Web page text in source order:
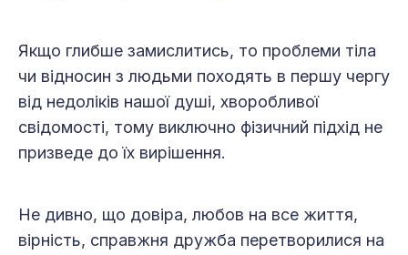
Якщо глибше замислитись, то проблеми тіла
чи відносин з людьми походять в першу чергу
від недоліків нашої душі, хворобливої
свідомості, тому виключно фізичний підхід не
призведе до їх вирішення.
Не дивно, що довіра, любов на все життя,
вірність, справжня дружба перетворилися на